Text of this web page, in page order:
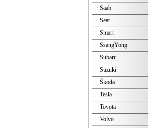
Saab
Seat
Smart
SsangYong
Subaru
Suzuki
Škoda
Tesla
Toyota
Volvo